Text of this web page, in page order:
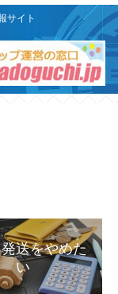
X
ます
サイト
送をやめた
い